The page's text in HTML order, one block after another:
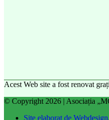
Acest Web site a fost renovat
© Copyright 2026 | Asociația
Site elaborat de